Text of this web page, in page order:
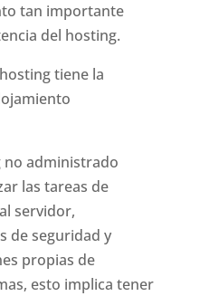
tan importante
del hosting.
tiene la
no administrado
las tareas de
servidor,
de seguridad y
propias de
esto implica tener